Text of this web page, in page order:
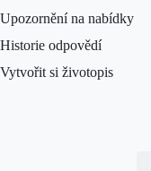
Upozornění na nabídky
Historie odpovědí
Vytvořit si životopis